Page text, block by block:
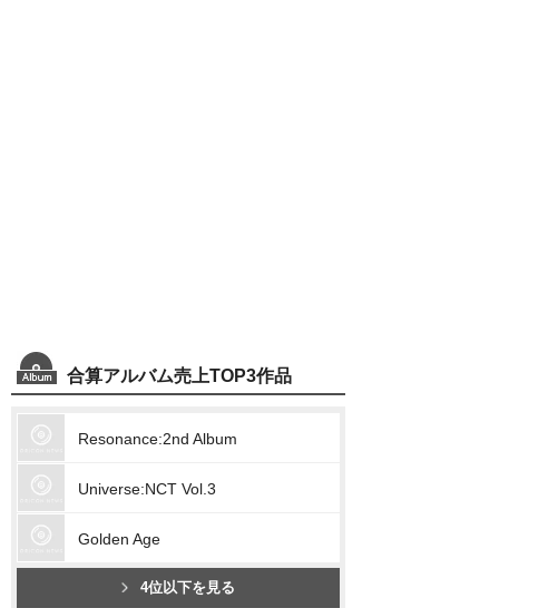
合算アルバム売上TOP3作品
Resonance:2nd Album
Universe:NCT Vol.3
Golden Age
4位以下を見る